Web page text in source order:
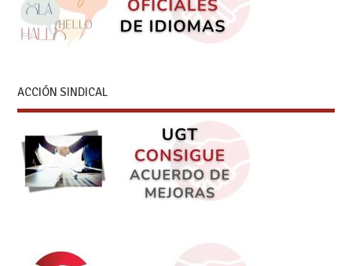
ACCIÓN SINDICAL